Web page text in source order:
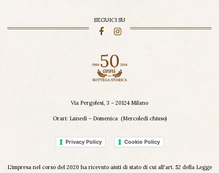
SEGUICI SU
Via Pergolesi, 3 – 20124 Milano
Orari: Lunedì – Domenica (Mercoledì chiuso)
Privacy Policy Cookie Policy
L'impresa nel corso del 2020 ha ricevuto aiuti di stato di cui all'art. 52 della Legge